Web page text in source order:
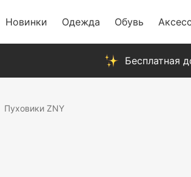
Новинки Одежда Обувь
Бесплатная
Пуховики ZNY